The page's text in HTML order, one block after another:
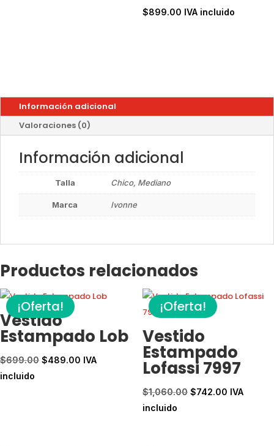
$899.00 IVA incluido
Información adicional
Valoraciones (0)
Información adicional
Talla Chico, Mediano
Marca Ivonne
Productos relacionados
¡Oferta!
Vestido
Estampado Lob
$699.00 El
$489.00 El
IVA
incluido
¡Oferta!
Vestido
Estampado
Lofassi 7997
$1,060.00 El
$742.00ElIVA
incluido